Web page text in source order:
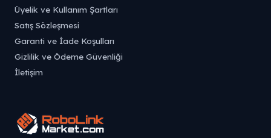
Üyelik ve Kullanım Şartları
Satış Sözleşmesi
Garanti ve İade Koşulları
Gizlilik ve Ödeme Güvenliği
İletişim